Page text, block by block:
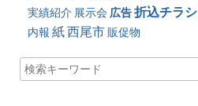
実績紹介 展示会 広告折込チラシ
内報 紙西尾市 販促物